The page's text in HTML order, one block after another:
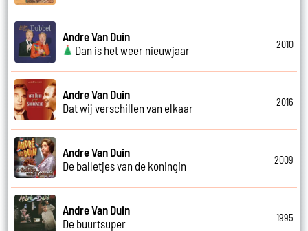
Andre Van Duin
Dan is het weer nieuwjaar
2010
Andre Van Duin
Dat wij verschillen van elkaar
2016
Andre Van Duin
De balletjes van de koningin
2009
Andre Van Duin
De buurtsuper
1995